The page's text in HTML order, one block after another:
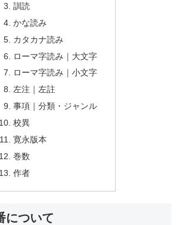
訓読
かな読み
カタカナ読み
ローマ字読み｜大文字
ローマ字読み｜小文字
左注｜左註
事項｜分類・ジャンル
校異
寛永版本
巻数
作者
について